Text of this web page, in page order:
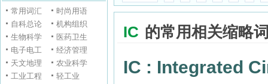
常用词汇
时尚用语
自科总论
机构组织
生物科学
医药卫生
电子电工
经济管理
天文地理
农业科学
工业工程
轻工业
IC 的常用相关缩略
IC : Integrated